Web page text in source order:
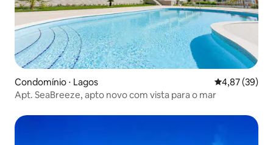
Condomínio ⋅ Lagos 4,87 de uma
4,87 (39)
Apt. SeaBreeze, apto novo com vista para o mar